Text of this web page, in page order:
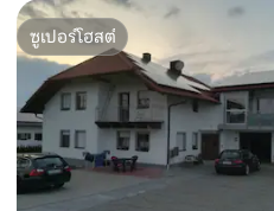
ซูเปอร์โฮสต์
ซูเปอร์โฮสต์